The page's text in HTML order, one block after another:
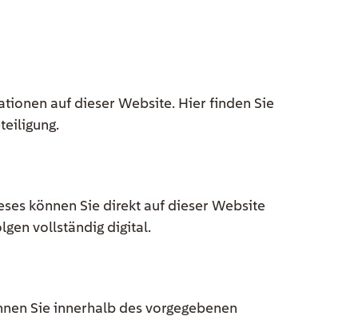
auf dieser Website. Hier finden Sie
können Sie direkt auf dieser Website
vollständig digital.
Sie innerhalb des vorgegebenen